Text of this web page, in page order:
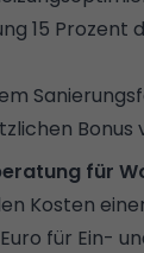
15 Prozent
Bonus
für
Kosten
für Ein-